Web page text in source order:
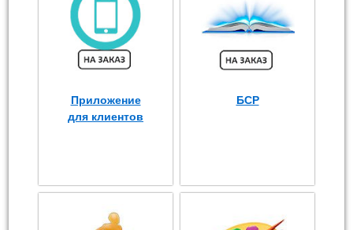
Приложение
для клиентов
БСР